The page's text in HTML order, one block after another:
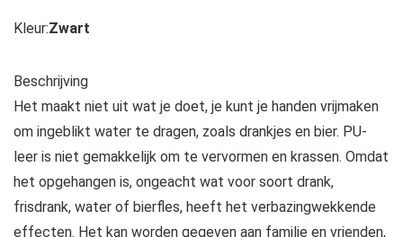
Kleur:Zwart
Beschrijving
Het maakt niet uit wat je doet, je kunt je handen vrijmaken
om ingeblikt water te dragen, zoals drankjes en bier. PU-
leer is niet gemakkelijk om te vervormen en krassen. Omdat
het opgehangen is, ongeacht wat voor soort drank,
frisdrank, water of bierfles, heeft het verbazingwekkende
effecten. Het kan worden gegeven aan familie en vrienden,